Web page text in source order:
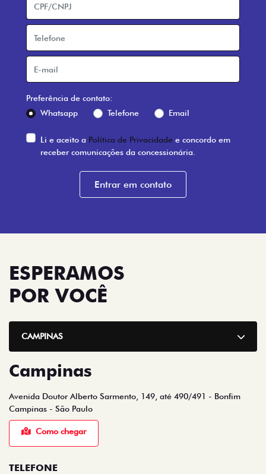
Preferência de contato:
Whatsapp
Telefone Email
Li e aceito a Política de Privacidade e concordo em
receber comunicações da concessionária.
Entrar em contato
ESPERAMOS
POR VOCÊ
CAMPINAS
Campinas
Avenida Doutor Alberto Sarmento, 149, até 490/491 - Bonfim
Campinas - São Paulo
Como chegar
TELEFONE